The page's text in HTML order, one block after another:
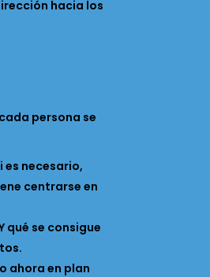
hacia los
persona se
es necesario,
centrarse en
se consigue
ahora en plan